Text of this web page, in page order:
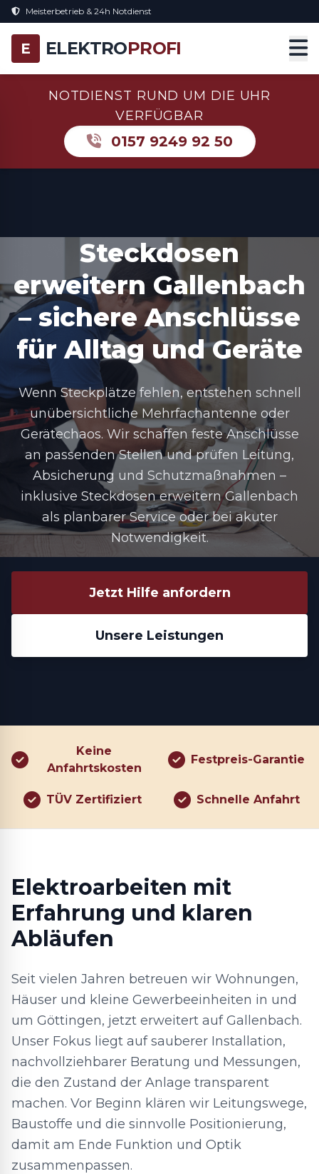
Meisterbetrieb & 24h Notdienst
E ELEKTROPROFI
NOTDIENST RUND UM DIE UHR
VERFÜGBAR
0157 9249 92 50
Steckdosen
erweitern Gallenbach
– sichere Anschlüsse
für Alltag und Geräte
Wenn Steckplätze fehlen, entstehen schnell
unübersichtliche Mehrfachantenne oder
Gerätechaos. Wir schaffen feste Anschlüsse
an passenden Stellen und prüfen Leitung,
Absicherung und Schutzmaßnahmen –
inklusive Steckdosen erweitern Gallenbach
als planbarer Service oder bei akuter
Notwendigkeit.
Jetzt Hilfe anfordern
Unsere Leistungen
Keine
Anfahrtskosten
Festpreis-Garantie
TÜV Zertifiziert Schnelle Anfahrt
Elektroarbeiten mit
Erfahrung und klaren
Abläufen
Seit vielen Jahren betreuen wir Wohnungen,
Häuser und kleine Gewerbeeinheiten in und
um Göttingen, jetzt erweitert auf Gallenbach.
Unser Fokus liegt auf sauberer Installation,
nachvollziehbarer Beratung und Messungen,
die den Zustand der Anlage transparent
machen. Vor Beginn klären wir Leitungswege,
Baustoffe und die sinnvolle Positionierung,
damit am Ende Funktion und Optik
zusammenpassen.